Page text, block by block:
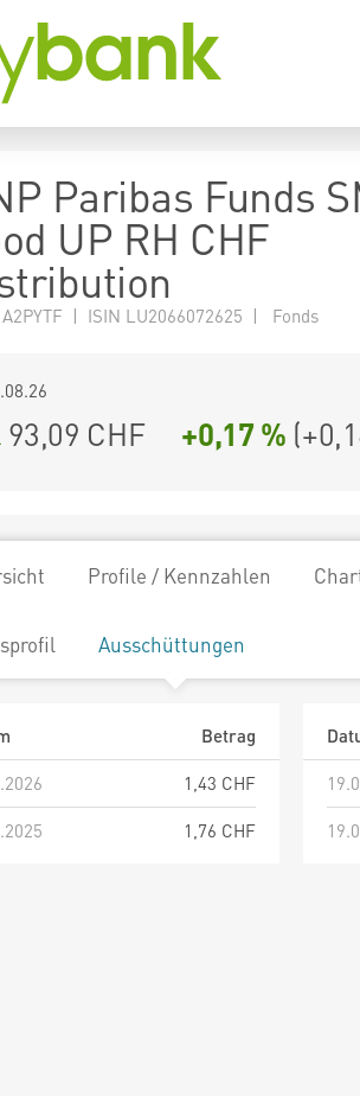
Paribas Funds
UP RH CHF
A2PYTF | ISIN LU2066072625 | Fonds
93,09 CHF +0,17 % (
Profile / Kennzahlen
Ausschüttungen
Betrag
1,43 CHF
1,76 CHF